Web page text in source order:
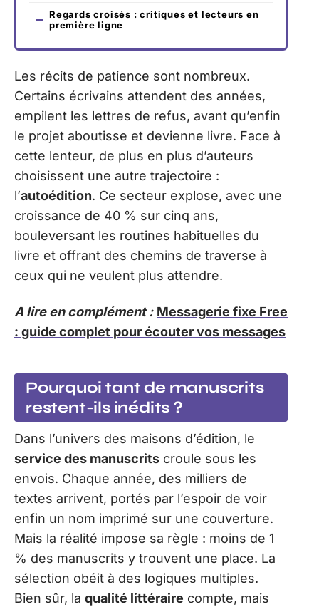
Regards croisés : critiques et lecteurs en
première ligne
Les récits de patience sont nombreux.
Certains écrivains attendent des années,
empilent les lettres de refus, avant qu’enfin
le projet aboutisse et devienne livre. Face à
cette lenteur, de plus en plus d’auteurs
choisissent une autre trajectoire :
l’autoédition. Ce secteur explose, avec une
croissance de 40 % sur cinq ans,
bouleversant les routines habituelles du
livre et offrant des chemins de traverse à
ceux qui ne veulent plus attendre.
A lire en complément : Messagerie fixe Free
: guide complet pour écouter vos messages
Pourquoi tant de manuscrits
restent-ils inédits ?
Dans l’univers des maisons d’édition, le
service des manuscrits croule sous les
envois. Chaque année, des milliers de
textes arrivent, portés par l’espoir de voir
enfin un nom imprimé sur une couverture.
Mais la réalité impose sa règle : moins de 1
% des manuscrits y trouvent une place. La
sélection obéit à des logiques multiples.
Bien sûr, la qualité littéraire compte, mais